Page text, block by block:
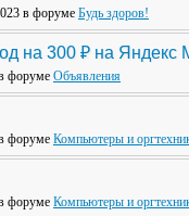
в форуме Будь здоров!
на 300 ₽ на Яндекс
форуме Объявления
форуме Компьютеры и
форуме Компьютеры и